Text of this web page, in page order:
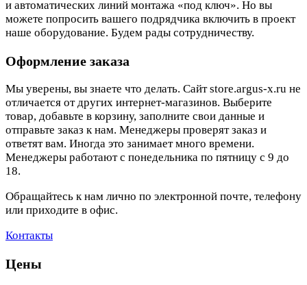
и автоматических линий монтажа «под ключ». Но вы
можете попросить вашего подрядчика включить в проект
наше оборудование. Будем рады сотрудничеству.
Оформление заказа
Мы уверены, вы знаете что делать. Сайт store.argus-x.ru не
отличается от других интернет-магазинов. Выберите
товар, добавьте в корзину, заполните свои данные и
отправьте заказ к нам. Менеджеры проверят заказ и
ответят вам. Иногда это занимает много времени.
Менеджеры работают с понедельника по пятницу с 9 до
18.
Обращайтесь к нам лично по электронной почте, телефону
или приходите в офис.
Контакты
Цены